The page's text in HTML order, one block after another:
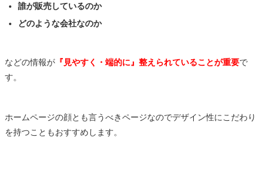
誰が販売しているのか
どのような会社なのか
などの情報が 『見やすく・端的に』整えられていることが重要で
す。
ホームページの顔とも言うべきページなのでデザイン性にこだわり
を持つこともおすすめします。